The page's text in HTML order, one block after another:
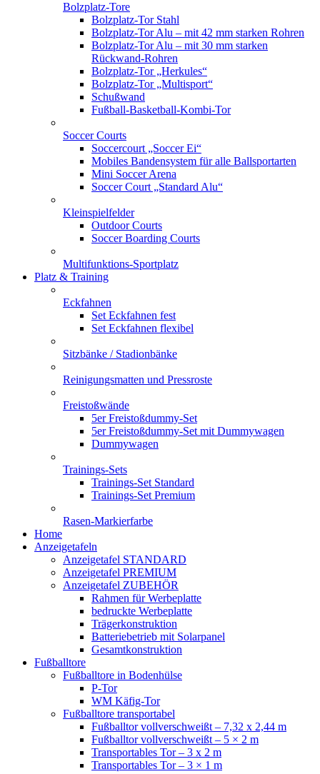
Bolzplatz-Tore
Bolzplatz-Tor Stahl
Bolzplatz-Tor Alu – mit 42 mm starken Rohren
Bolzplatz-Tor Alu – mit 30 mm starken
Rückwand-Rohren
Bolzplatz-Tor „Herkules“
Bolzplatz-Tor „Multisport“
Schußwand
Fußball-Basketball-Kombi-Tor
Soccer Courts
Soccercourt „Soccer Ei“
Mobiles Bandensystem für alle Ballsportarten
Mini Soccer Arena
Soccer Court „Standard Alu“
Kleinspielfelder
Outdoor Courts
Soccer Boarding Courts
Multifunktions-Sportplatz
Platz & Training
Eckfahnen
Set Eckfahnen fest
Set Eckfahnen flexibel
Sitzbänke / Stadionbänke
Reinigungsmatten und Pressroste
Freistoßwände
5er Freistoßdummy-Set
5er Freistoßdummy-Set mit Dummywagen
Dummywagen
Trainings-Sets
Trainings-Set Standard
Trainings-Set Premium
Rasen-Markierfarbe
Home
Anzeigetafeln
Anzeigetafel STANDARD
Anzeigetafel PREMIUM
Anzeigetafel ZUBEHÖR
Rahmen für Werbeplatte
bedruckte Werbeplatte
Trägerkonstruktion
Batteriebetrieb mit Solarpanel
Gesamtkonstruktion
Fußballtore
Fußballtore in Bodenhülse
P-Tor
WM Käfig-Tor
Fußballtore transportabel
Fußballtor vollverschweißt – 7,32 x 2,44 m
Fußballtor vollverschweißt – 5 × 2 m
Transportables Tor – 3 x 2 m
Transportables Tor – 3 × 1 m